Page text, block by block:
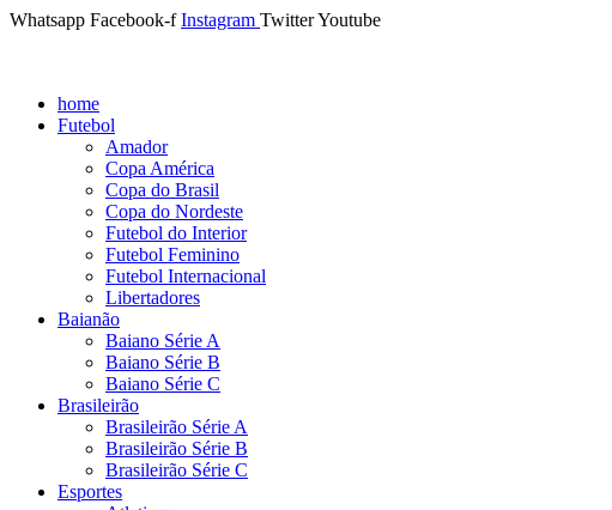
Whatsapp Facebook-f Instagram TwitterYoutube
home
Futebol
Amador
Copa América
Copa do Brasil
Copa do Nordeste
Futebol do Interior
Futebol Feminino
Futebol Internacional
Libertadores
Baianão
Baiano Série A
Baiano Série B
Baiano Série C
Brasileirão
Brasileirão Série A
Brasileirão Série B
Brasileirão Série C
Esportes